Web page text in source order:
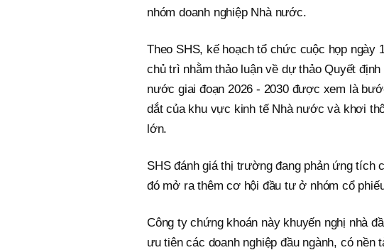
nhóm doanh nghiệp Nhà nước.
Theo SHS, kế hoạch tổ chức cuộc họp ngày
chủ trì nhằm thảo luận về dự thảo Quyết
nước giai đoạn 2026 - 2030 được xem là
dắt của khu vực kinh tế Nhà nước và khơi
lớn.
SHS đánh giá thị trường đang phản ứng
đó mở ra thêm cơ hội đầu tư ở nhóm cổ
Công ty chứng khoán này khuyến nghị nhà
ưu tiên các doanh nghiệp đầu ngành, có